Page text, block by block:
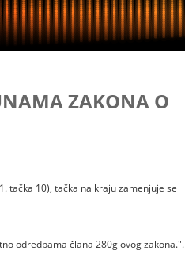
ZAKONA O
tačka 10), tačka na kraju zamenjuje se
odredbama člana 280g ovog zakona.".